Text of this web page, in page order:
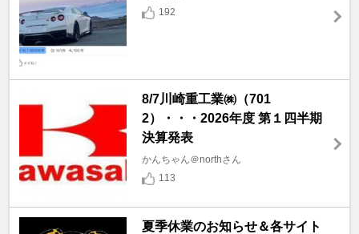
192
8/7川崎重工業㈱（701
2）・・・2026年度 第１四半期
決算発表
かんちゃん＠northさん
113
夏季休業のお知らせ＆各サイト